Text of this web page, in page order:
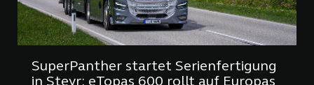
SuperPanther startet Serienfertigung
in Steyr: eTopas 600 rollt auf Europas